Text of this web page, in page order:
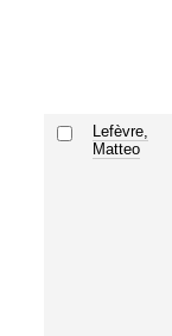
Lefèvre,
Matteo